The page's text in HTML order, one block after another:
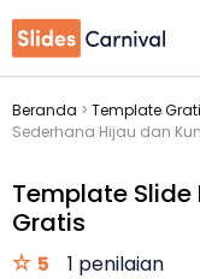
Beranda > Template
Sederhana Hijau dan
Template
Gratis
5 1 penilaian